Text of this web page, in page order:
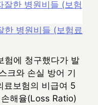
한 병원비들 (보험료
험에 청구했다가 발
크와 손실 방어 기
료보험의 비급여 5
해율(Loss Ratio)